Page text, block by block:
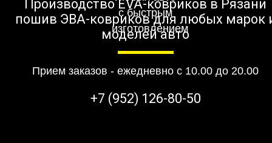
Производство EVA-ковриков в Рязани
пошив ЭВА-ковриков для любых марок
моделей авто
Прием заказов - ежедневно с 10.00 до 20.00
+7 (952) 126-80-50